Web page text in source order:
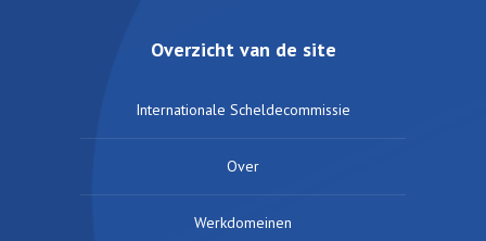
Overzicht van de site
Internationale Scheldecommissie
Over
Werkdomeinen